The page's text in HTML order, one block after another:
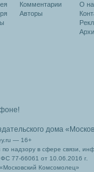
Комментарии
Авторы
О
дома
— 16+
надзору в сфере связи,
77-66061 от 10.06.2016 г.
Комсомолец»